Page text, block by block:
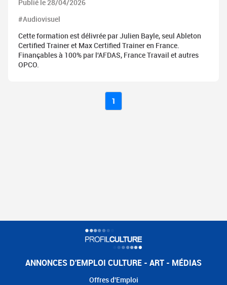
Publié le 28/04/2026
#Audiovisuel
Cette formation est délivrée par Julien Bayle, seul Ableton
Certified Trainer et Max Certified Trainer en France.
Finançables à 100% par l'AFDAS, France Travail et autres
OPCO.
1
ANNONCES D'EMPLOI CULTURE - ART - MÉDIAS
Offres d'Emploi